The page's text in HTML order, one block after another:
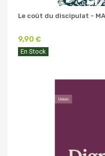
Le coût du discipulat -
9,90 €
En Stock